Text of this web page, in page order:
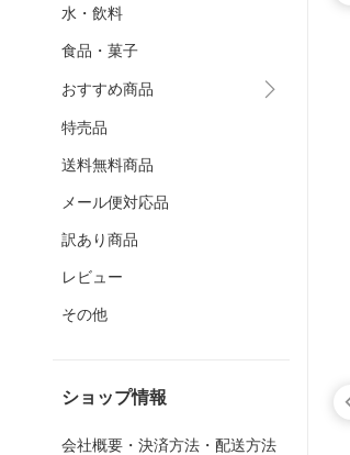
水・飲料
食品・菓子
おすすめ商品
特売品
送料無料商品
メール便対応品
訳あり商品
レビュー
その他
ショップ情報
会社概要・決済方法・配送方法
【メール便対応】磁気貼り替えシー
り替えテープ）
437円